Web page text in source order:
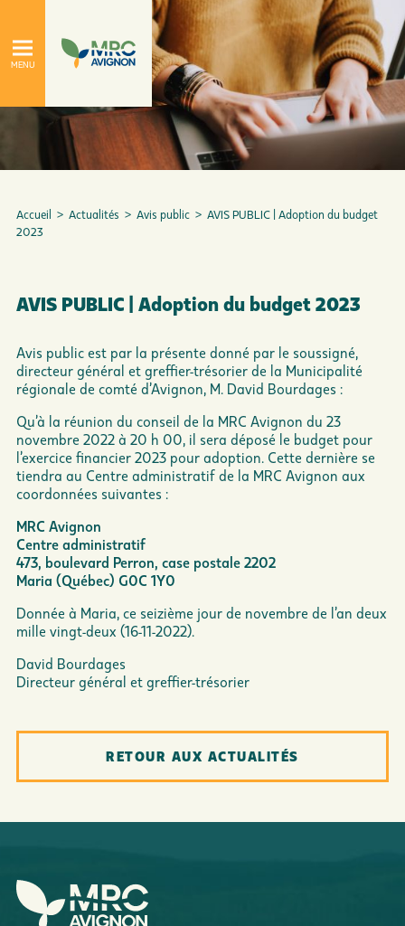
Accueil > Actualités > Avis public > AVIS PUBLIC | Adoption du budget
2023
AVIS PUBLIC | Adoption du budget 2023
Avis public est par la présente donné par le soussigné,
directeur général et greffier-trésorier de la Municipalité
régionale de comté d’Avignon, M. David Bourdages :
Qu’à la réunion du conseil de la MRC Avignon du 23
novembre 2022 à 20 h 00, il sera déposé le budget pour
l’exercice financier 2023 pour adoption. Cette dernière se
tiendra au Centre administratif de la MRC Avignon aux
coordonnées suivantes :
MRC Avignon
Centre administratif
473, boulevard Perron, case postale 2202
Maria (Québec) G0C 1Y0
Donnée à Maria, ce seizième jour de novembre de l’an deux
mille vingt-deux (16-11-2022).
David Bourdages
Directeur général et greffier-trésorier
RETOUR AUX ACTUALITÉS